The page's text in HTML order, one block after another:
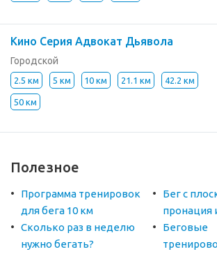
Кино Серия Адвокат Дьявола
Городской
2.5 км 5 км 10 км 21.1 км 42.2 км
50 км
Полезное
Программа тренировок
для бега 10 км
Бег с
пронация
Сколько раз в неделю
нужно бегать?
Беговые